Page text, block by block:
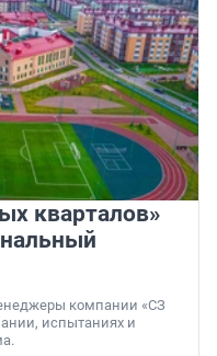
кварталов»
компании «СЗ
испытаниях и